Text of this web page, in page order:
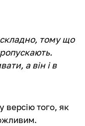
тому що
а він і в
того, як